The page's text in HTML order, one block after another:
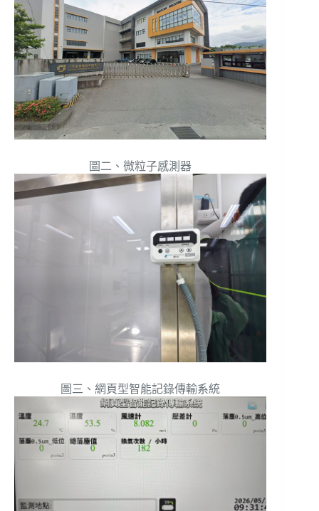
圖二、微粒子感測器
圖三、網頁型智能記錄傳輸系統